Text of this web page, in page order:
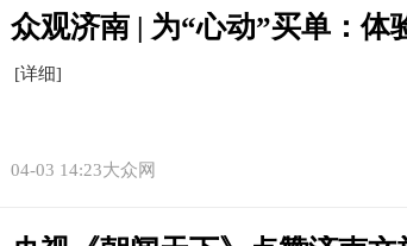
众观济南 | 为“心动”买单：体
[详细]
04-03 14:23大众网